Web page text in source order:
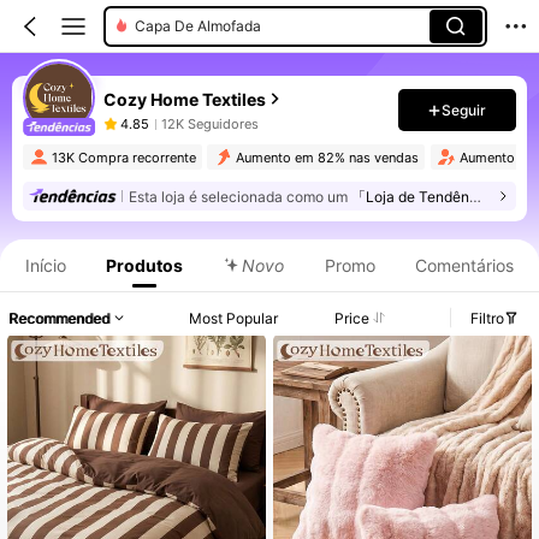
Capa De Almofada
Cozy Home Textiles
4.85 12K Seguidores
Seguir
13K Compra recorrente Aumento em 82% nas vendas Aumento de
Esta loja é selecionada como um 「Loja de Tendências」
Início Produtos Novo Promo Comentários
Recommended Most Popular Price Filtro